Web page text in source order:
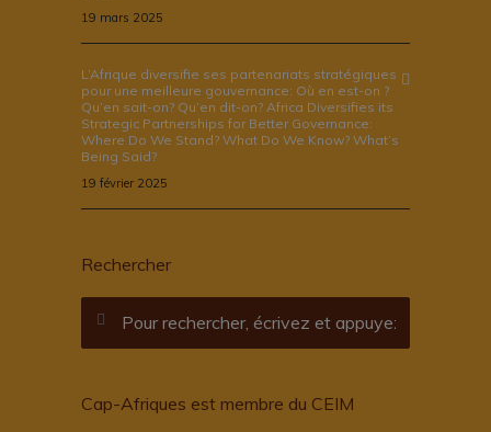
19 mars 2025
L’Afrique diversifie ses partenariats stratégiques
pour une meilleure gouvernance: Où en est-on ?
Qu’en sait-on? Qu’en dit-on? Africa Diversifies its
Strategic Partnerships for Better Governance:
Where Do We Stand? What Do We Know? What’s
Being Said?
19 février 2025
Rechercher
Cap-Afriques est membre du CEIM